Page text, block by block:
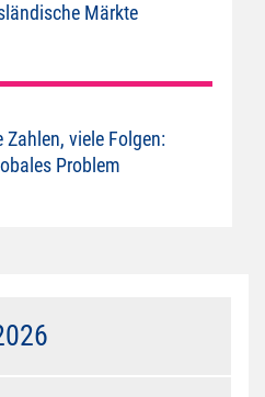
Märkte
Zahlen, viele Folgen:
Problem